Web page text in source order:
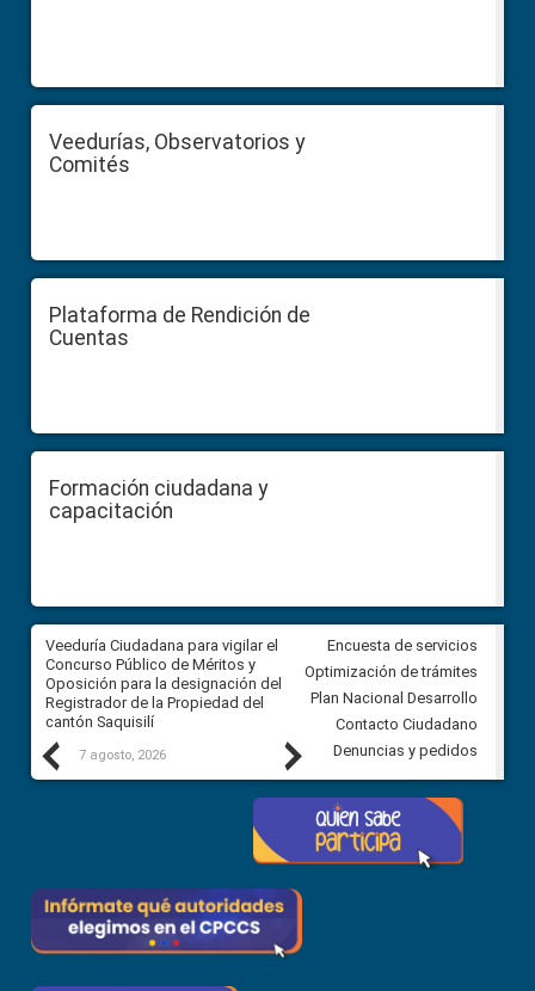
Veedurías, Observatorios y
Comités
Plataforma de Rendición de
Cuentas
Formación ciudadana y
capacitación
Previous
Veeduría Ciudadana para vigilar el
Concurso Público de Méritos y
Oposición para la designación del
Registrador de la Propiedad del
cantón Saquisilí
7 agosto, 2026
Veeduría Ciudadana para
construcción del asfaltado de
Ballenita del cantón Santa
7 agosto, 2026
Next
Encuesta de servicios
Optimización de trámites
Plan Nacional Desarrollo
Contacto Ciudadano
Denuncias y pedidos